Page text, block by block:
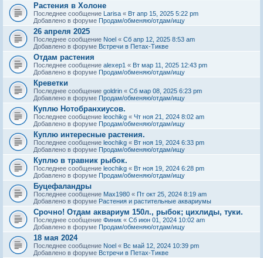
Растения в Холоне
Последнее сообщение Larisa « Вт апр 15, 2025 5:22 pm
Добавлено в форуме Продам/обменяю/отдам/ищу
26 апреля 2025
Последнее сообщение Noel « Сб апр 12, 2025 8:53 am
Добавлено в форуме Встречи в Петах-Тикве
Отдам растения
Последнее сообщение alexep1 « Вт мар 11, 2025 12:43 pm
Добавлено в форуме Продам/обменяю/отдам/ищу
Креветки
Последнее сообщение goldrin « Сб мар 08, 2025 6:23 pm
Добавлено в форуме Продам/обменяю/отдам/ищу
Куплю Нотобранхиусов.
Последнее сообщение leochikg « Чт ноя 21, 2024 8:02 am
Добавлено в форуме Продам/обменяю/отдам/ищу
Куплю интересные растения.
Последнее сообщение leochikg « Вт ноя 19, 2024 6:33 pm
Добавлено в форуме Продам/обменяю/отдам/ищу
Куплю в травник рыбок.
Последнее сообщение leochikg « Вт ноя 19, 2024 6:28 pm
Добавлено в форуме Продам/обменяю/отдам/ищу
Буцефаландры
Последнее сообщение Max1980 « Пт окт 25, 2024 8:19 am
Добавлено в форуме Растения и растительные аквариумы
Срочно! Отдам аквариум 150л., рыбок; цихлиды, туки.
Последнее сообщение Финик « Сб июн 01, 2024 10:02 am
Добавлено в форуме Продам/обменяю/отдам/ищу
18 мая 2024
Последнее сообщение Noel « Вс май 12, 2024 10:39 pm
Добавлено в форуме Встречи в Петах-Тикве